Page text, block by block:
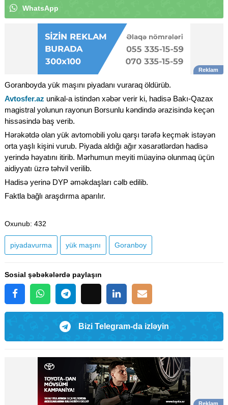
WhatsApp
Goranboyda yük maşını piyadanı vuraraq öldürüb.
Avtosfer.az unikal-a istindən xəbər verir ki, hadisə Bakı-Qazax
magistral yolunun rayonun Borsunlu kəndində ərazisində keçən
hissəsində baş verib.
Hərəkətdə olan yük avtomobili yolu qarşı tərəfə keçmək istəyən
orta yaşlı kişini vurub. Piyada aldığı ağır xəsarətlərdən hadisə
yerində həyatını itirib. Mərhumun meyiti müayinə olunmaq üçün
aidiyyatı üzrə təhvil verilib.
Hadisə yerinə DYP əməkdaşları cəlb edilib.
Faktla bağlı araşdırma aparılır.
Oxunub: 432
piyadavurma yük maşını Goranboy
Sosial şəbəkələrdə paylaşın
Bizi Telegram-da izləyin